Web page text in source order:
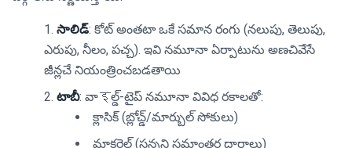
సాలిడ్: కోట్ అంతటా ఒకే సమాన రంగు (నలుపు, తెలుపు,
ఎరుపు, నీలం, పచ్చ). ఇవి నమూనా ఏర్పాటును అణచివేసే
జీన్లచే నియంత్రించబడతాయి
టాబీ: వాइల్డ్-టైప్ నమూనా వివిధ రకాలతో:
క్లాసిక్ (బ్లోచ్డ్/మార్బుల్ సోకులు)
మాకరెల్ (సన్నని సమాంతర దారాలు)